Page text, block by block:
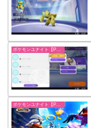
ポケモンユナイト【Pokémon UNITE】